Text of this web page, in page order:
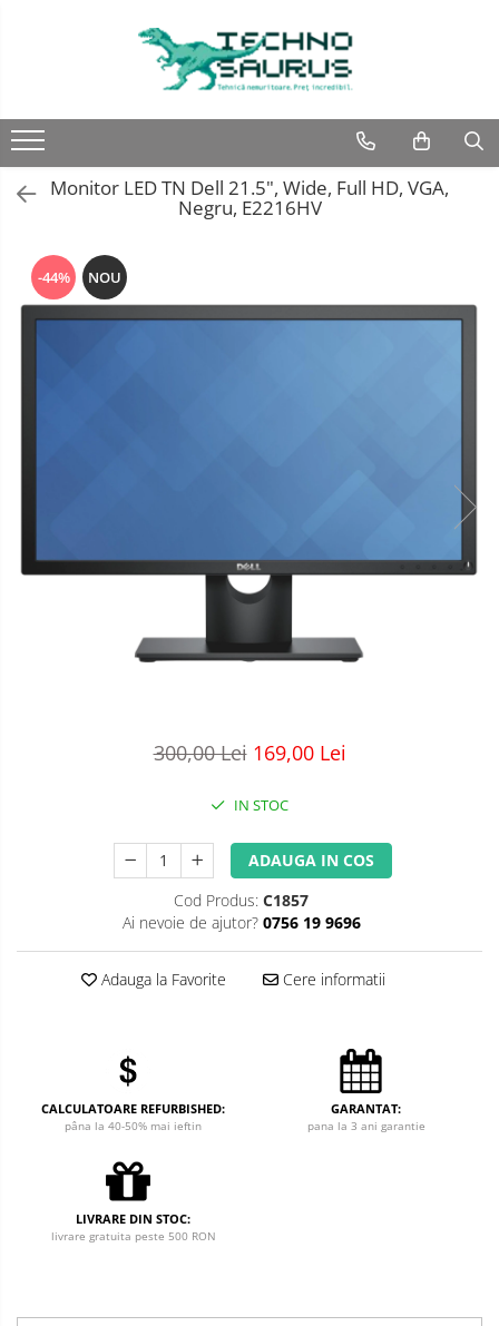
Refurbished
Second hand
Second hand
Refurbished
Second hand
Touchscreen second hand
Calculator Second hand
Monitor LED TN Dell 21.5", Wide, Full HD, VGA,
Negru, E2216HV
-44% NOU
300,00 Lei 169,00 Lei
IN STOC
ADAUGA IN COS
Cod Produs: C1857
Ai nevoie de ajutor? 0756 19 9696
Adauga la Favorite Cere informatii
CALCULATOARE REFURBISHED:
pâna la 40-50% mai ieftin
GARANTAT:
pana la 3 ani garantie
LIVRARE DIN STOC:
livrare gratuita peste 500 RON